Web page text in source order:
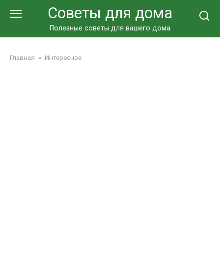
Советы для дома
Полезные советы для вашего дома
Главная » Интересное